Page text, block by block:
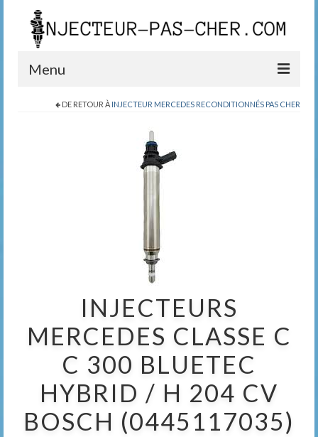
Menu
DE RETOUR À INJECTEUR MERCEDES RECONDITIONNÉS PAS CHER
INJECTEURS
MERCEDES CLASSE C
C 300 BLUETEC
HYBRID / H 204 CV
BOSCH (0445117035)